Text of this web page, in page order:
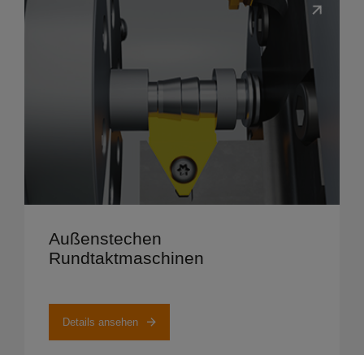
Außenstechen
Rundtaktmaschinen
Details ansehen